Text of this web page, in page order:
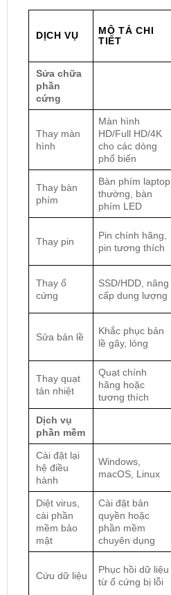
DỊCH VỤ
MÔ TẢ CHI
TIẾT
Sửa chữa
phần
cứng
Thay màn
hình
Màn hình
HD/Full HD/4K
cho các dòng
phổ biến
Thay bàn
phím
Bàn phím laptop
thường, bàn
phím LED
Thay pin
Pin chính hãng,
pin tương thích
Thay ổ
cứng
SSD/HDD, nâng
cấp dung lượng
Sửa bản lề
Khắc phục bản
lề gãy, lỏng
Thay quạt
tản nhiệt
Quạt chính
hãng hoặc
tương thích
Dịch vụ
phần mềm
Cài đặt lại
hệ điều
hành
Windows,
macOS, Linux
Diệt virus,
cài phần
mềm bảo
mật
Cài đặt bản
quyền hoặc
phần mềm
chuyên dụng
Cứu dữ liệu
Phục hồi dữ liệu
từ ổ cứng bị lỗi